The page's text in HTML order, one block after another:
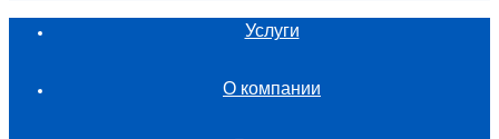
Услуги
О компании